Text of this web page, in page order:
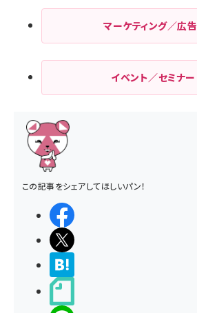
マーケティング／広告
イベント／セミナー
この記事をシェアしてほしいパン！